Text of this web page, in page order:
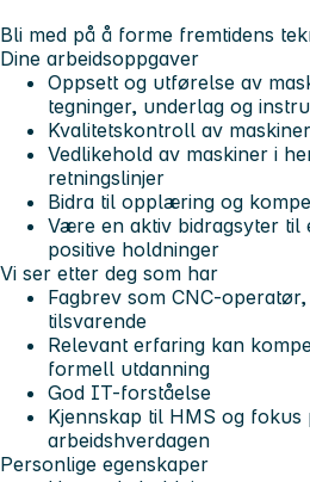
Bli med på å forme fremtidens
Dine arbeidsoppgaver
Oppsett og utførelse av
tegninger, underlag og
Kvalitetskontroll av
Vedlikehold av maskiner i
retningslinjer
Bidra til opplæring og
Være en aktiv bidragsyter til
positive holdninger
Vi ser etter deg som har
Fagbrev som CNC-
tilsvarende
Relevant erfaring kan
formell utdanning
God IT-forståelse
Kjennskap til HMS og fokus
arbeidshverdagen
Personlige egenskaper